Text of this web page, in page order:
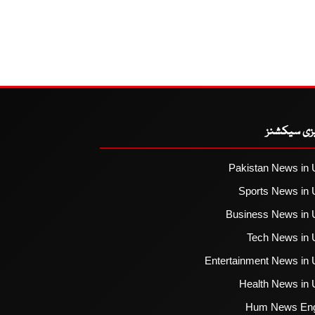
سیکشنز
Pakistan News in
Sports News in
Business News in
Tech News in
Entertainment News in
Health News in
Hum News